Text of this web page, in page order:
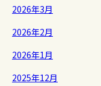
2026年3月
2026年2月
2026年1月
2025年12月